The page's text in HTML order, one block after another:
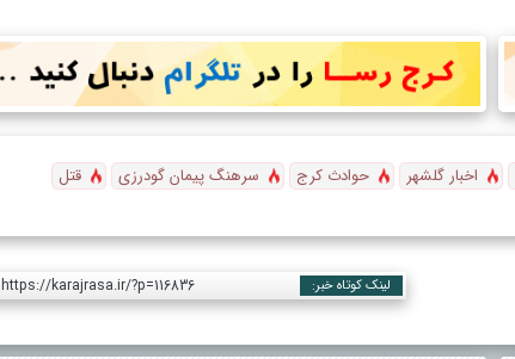
اخبار گلشهر حوادث کرج سرهنگ پیمان گودرزی
قتل
لینک کوتاه خبر: https://karajrasa.ir/?p=116836